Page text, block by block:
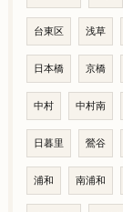
台東区 浅草
日本橋 京橋
中村 中村南
日暮里 鶯谷
浦和 南浦和